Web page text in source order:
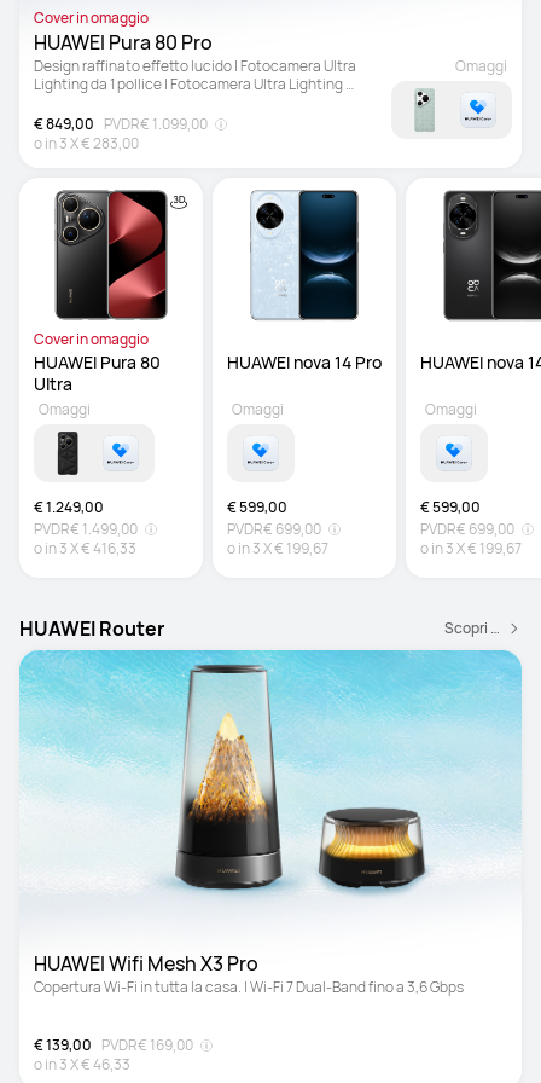
Cover in omaggio
HUAWEI Pura 80 Pro
Design raffinato effetto lucido | Fotocamera Ultra
Lighting da 1 pollice | Fotocamera Ultra Lighting
€ 849,00 PVDR€ 1.099,00
o in3X€ 283,00
Omaggi
Cover in omaggio
HUAWEI Pura 80
€ 1.249,00
PVDR€ 1.499,00
o in3X€ 416,33
Omaggi
€ 599,00
PVDR€ 699,00
o in3X€ 199,67
Omaggi
€ 599,00
PVDR€ 699,00
o in3X€ 199,67
Omaggi
HUAWEI Router Scopri di più
HUAWEI Wifi Mesh X3 Pro
Copertura Wi-Fi in tutta la casa. | Wi-Fi 7 Dual-Band fino a 3,6 Gbps
€ 139,00 PVDR€ 169,00
o in3X€ 46,33